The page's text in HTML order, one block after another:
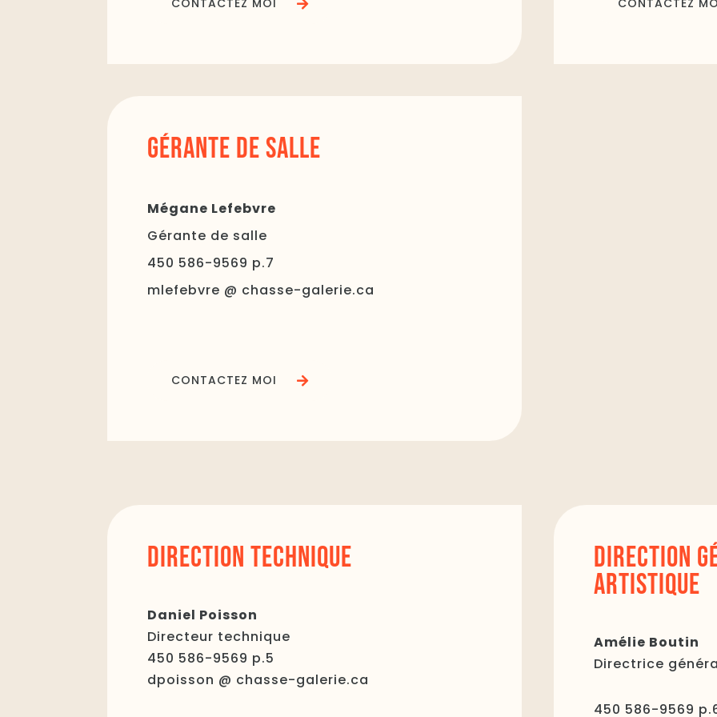
CONTACTEZ MOI CONTACTEZ
GÉRANTE DE SALLE
Mégane Lefebvre
Gérante de salle
450 586-9569 p.7
mlefebvre @ chasse-galerie.ca
CONTACTEZ MOI
DIRECTION TECHNIQUE
Daniel Poisson
Directeur technique
450 586-9569 p.5
dpoisson @ chasse-galerie.ca
DIRECTION
ARTISTIQUE
Amélie Boutin
Directrice
450 586-9569